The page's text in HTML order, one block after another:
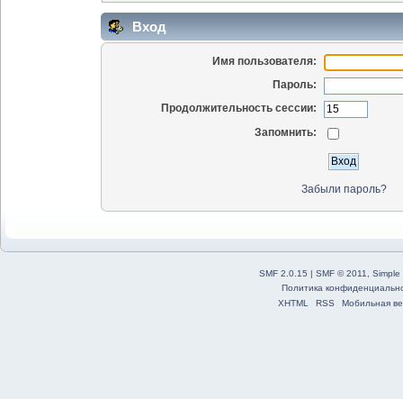
Вход
Имя пользователя:
Пароль:
Продолжительность сессии:
Запомнить:
Забыли пароль?
SMF 2.0.15 | SMF © 2011
Simple
Политика
XHTML
RSS Мобильная